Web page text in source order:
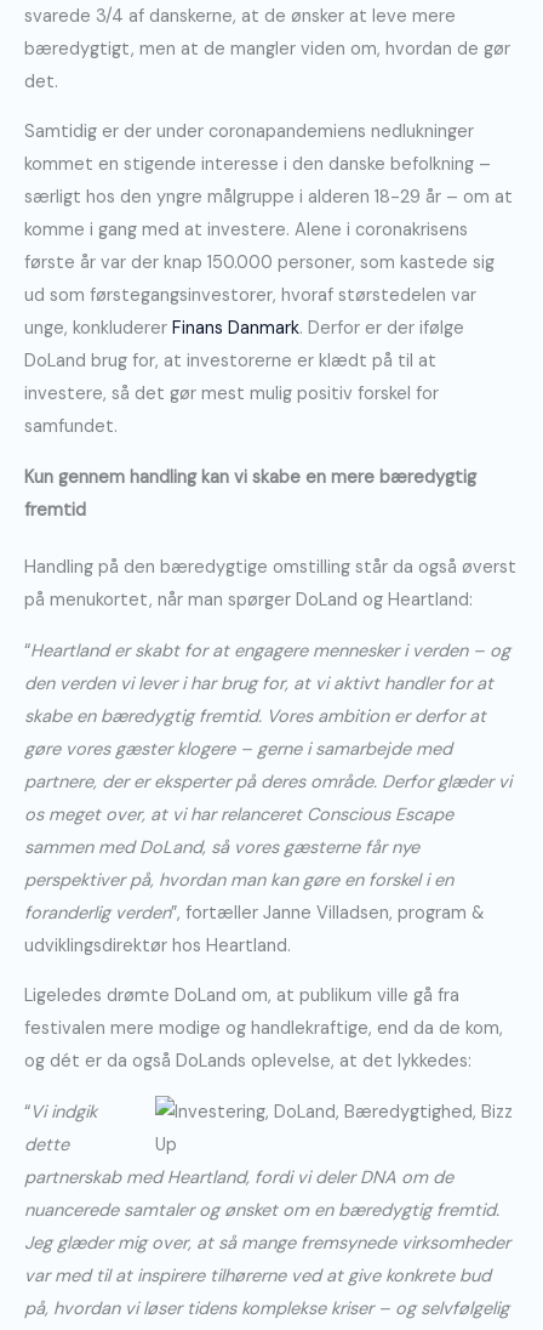
svarede 3/4 af danskerne, at de ønsker at leve mere
bæredygtigt, men at de mangler viden om, hvordan de gør
det.
Samtidig er der under coronapandemiens nedlukninger
kommet en stigende interesse i den danske befolkning –
særligt hos den yngre målgruppe i alderen 18-29 år – om at
komme i gang med at investere. Alene i coronakrisens
første år var der knap 150.000 personer, som kastede sig
ud som førstegangsinvestorer, hvoraf størstedelen var
unge, konkluderer Finans Danmark. Derfor er der ifølge
DoLand brug for, at investorerne er klædt på til at
investere, så det gør mest mulig positiv forskel for
samfundet.
Kun gennem handling kan vi skabe en mere bæredygtig
fremtid
Handling på den bæredygtige omstilling står da også øverst
på menukortet, når man spørger DoLand og Heartland:
“Heartland er skabt for at engagere mennesker i verden – og
den verden vi lever i har brug for, at vi aktivt handler for at
skabe en bæredygtig fremtid. Vores ambition er derfor at
gøre vores gæster klogere – gerne i samarbejde med
partnere, der er eksperter på deres område. Derfor glæder vi
os meget over, at vi har relanceret Conscious Escape
sammen med DoLand, så vores gæsterne får nye
perspektiver på, hvordan man kan gøre en forskel i en
foranderlig verden”, fortæller Janne Villadsen, program &
udviklingsdirektør hos Heartland.
Ligeledes drømte DoLand om, at publikum ville gå fra
festivalen mere modige og handlekraftige, end da de kom,
og dét er da også DoLands oplevelse, at det lykkedes:
“Vi indgik
dette
partnerskab med Heartland, fordi vi deler DNA om de
nuancerede samtaler og ønsket om en bæredygtig fremtid.
Jeg glæder mig over, at så mange fremsynede virksomheder
var med til at inspirere tilhørerne ved at give konkrete bud
på, hvordan vi løser tidens komplekse kriser – og selvfølgelig